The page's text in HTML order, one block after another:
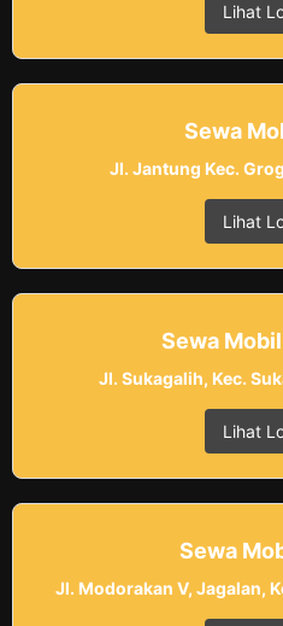
Lihat
Sewa
Jl. Jantung Kec.
Lihat
Sewa
Jl. Sukagalih, Kec.
Lihat
Sewa
Jl. Modorakan V, Jagalan,